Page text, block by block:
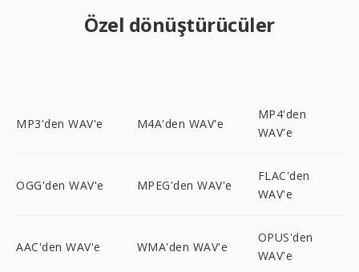
Özel dönüştürücüler
MP3'den WAV'e M4A'den WAV'e
MP4'den
WAV'e
OGG'den WAV'e MPEG'den WAV'e
FLAC'den
WAV'e
AAC'den WAV'e WMA'den WAV'e
OPUS'den
WAV'e